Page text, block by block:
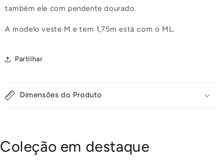
também ele com pendente dourado.
A modelo veste M e tem 1,75m está com o ML.
Partilhar
Dimensões do Produto
Coleção em destaque